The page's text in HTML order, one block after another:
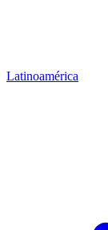
Latinoamérica